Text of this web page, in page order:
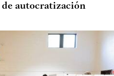
de autocratización